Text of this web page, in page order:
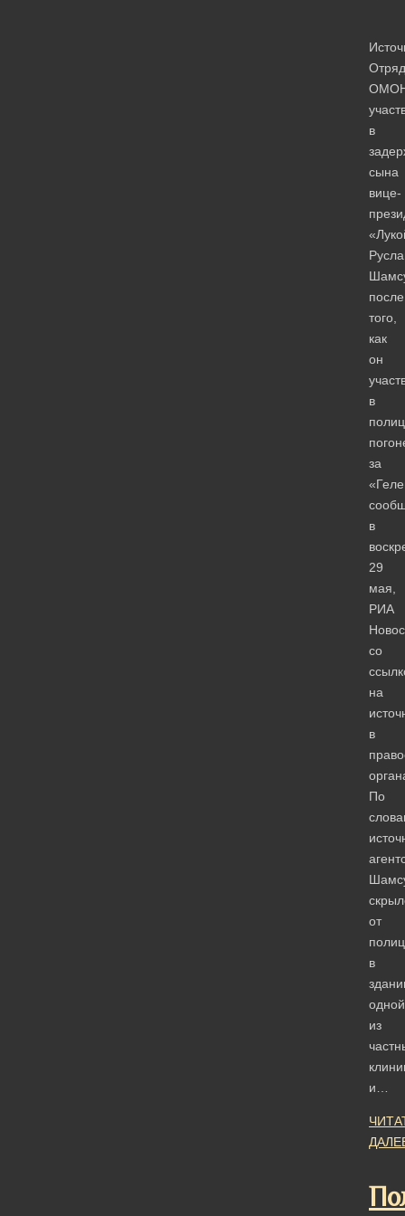
Отряд
в
сына
вице-
после
того,
как
он
в
за
в
29
мая,
РИА
со
на
в
По
от
в
одной
из
и…